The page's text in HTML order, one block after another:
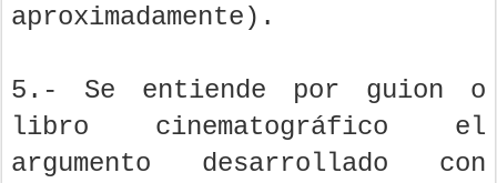
aproximadamente).
5.- Se entiende por guion o
libro cinematográfico el
argumento desarrollado con